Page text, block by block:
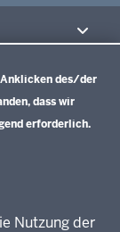
des/der
dass wir
erforderlich.
Nutzung der